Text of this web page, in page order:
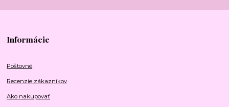
Informácie
Poštovné
Recenzie zákazníkov
Ako nakupovať